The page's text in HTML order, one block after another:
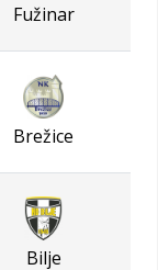
Fužinar
Brežice
Bilje